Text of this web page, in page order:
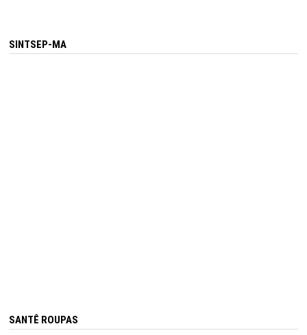
SINTSEP-MA
SANTÊ ROUPAS